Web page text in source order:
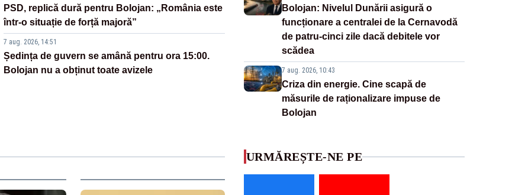
PSD, replică dură pentru Bolojan: „România este
într-o situație de forță majoră”
7 aug. 2026, 14:51
Ședința de guvern se amână pentru ora 15:00.
Bolojan nu a obținut toate avizele
Bolojan: Nivelul Dunării asigură o
funcționare a centralei de la Cernavodă
de patru-cinci zile dacă debitele vor
scădea
7 aug. 2026, 10:43
Criza din energie. Cine scapă de
măsurile de raționalizare impuse de
Bolojan
URMĂREȘTE-NE PE